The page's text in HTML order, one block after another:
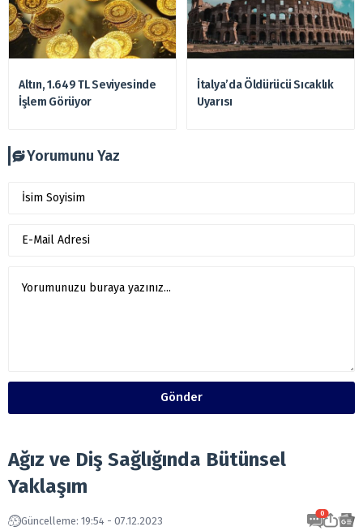
Altın, 1.649 TL Seviyesinde
İşlem Görüyor
İtalya’da Öldürücü Sıcaklık
Uyarısı
Yorumunu Yaz
Gönder
Ağız ve Diş Sağlığında Bütünsel
Yaklaşım
Güncelleme: 19:54 - 07.12.2023
0